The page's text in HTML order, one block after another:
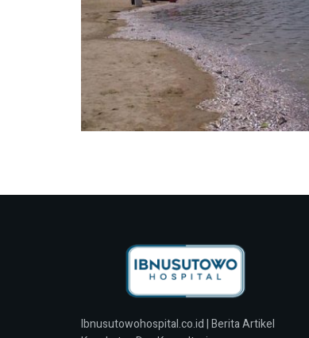
Ibnusutowohospital.co.id | Berita Artikel